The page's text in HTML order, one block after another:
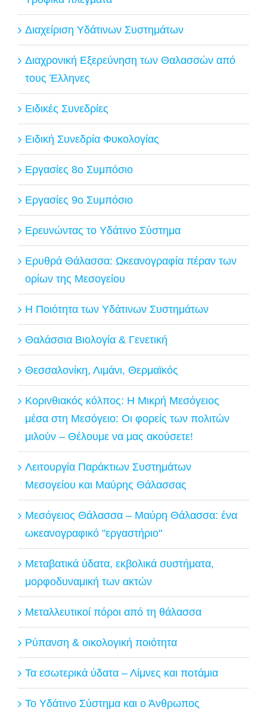
Διαχείριση Υδάτινων Συστημάτων
Διαχρονική Εξερεύνηση των Θαλασσών από
τους Έλληνες
Ειδικές Συνεδρίες
Ειδική Συνεδρία Φυκολογίας
Εργασίες 8ο Συμπόσιο
Εργασίες 9ο Συμπόσιο
Ερευνώντας το Υδάτινο Σύστημα
Ερυθρά Θάλασσα: Ωκεανογραφία πέραν των
ορίων της Μεσογείου
Η Ποιότητα των Υδάτινων Συστημάτων
Θαλάσσια Βιολογία & Γενετική
Θεσσαλονίκη, Λιμάνι, Θερμαϊκός
Κορινθιακός κόλπος: Η Μικρή Μεσόγειος
μέσα στη Μεσόγειο: Οι φορείς των πολιτών
μιλούν – Θέλουμε να μας ακούσετε!
Λειτουργία Παράκτιων Συστημάτων
Μεσογείου και Μαύρης Θάλασσας
Μεσόγειος Θάλασσα – Μαύρη Θάλασσα: ένα
ωκεανογραφικό "εργαστήριο"
Μεταβατικά ύδατα, εκβολικά συστήματα,
μορφοδυναμική των ακτών
Μεταλλευτικοί πόροι από τη θάλασσα
Ρύπανση & οικολογική ποιότητα
Τα εσωτερικά ύδατα – Λίμνες και ποτάμια
Το Υδάτινο Σύστημα και ο Άνθρωπος